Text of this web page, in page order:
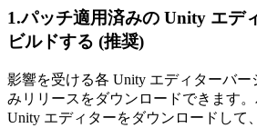
1.パッチ適用済みの Unity エデ
ビルドする (推奨)
影響を受ける各 Unity エディターバ
みリリースをダウンロードできます
Unity エディターをダウンロードして